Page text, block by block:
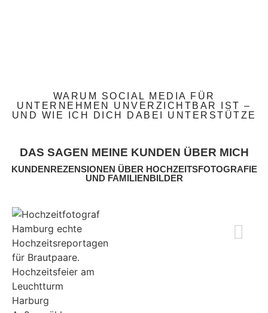
WARUM SOCIAL MEDIA FÜR
UNTERNEHMEN UNVERZICHTBAR IST –
UND WIE ICH DICH DABEI UNTERSTÜTZE
DAS SAGEN MEINE KUNDEN ÜBER MICH
KUNDENREZENSIONEN ÜBER HOCHZEITSFOTOGRAFIE
UND FAMILIENBILDER